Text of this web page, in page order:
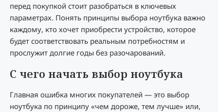
перед покупкой стоит разобраться в ключевых
параметрах. Понять принципы выбора ноутбука важно
каждому, кто хочет приобрести устройство, которое
будет соответствовать реальным потребностям и
прослужит долгие годы без разочарований.
С чего начать выбор ноутбука
Главная ошибка многих покупателей — это выбор
ноутбука по принципу «чем дороже, тем лучше» или,